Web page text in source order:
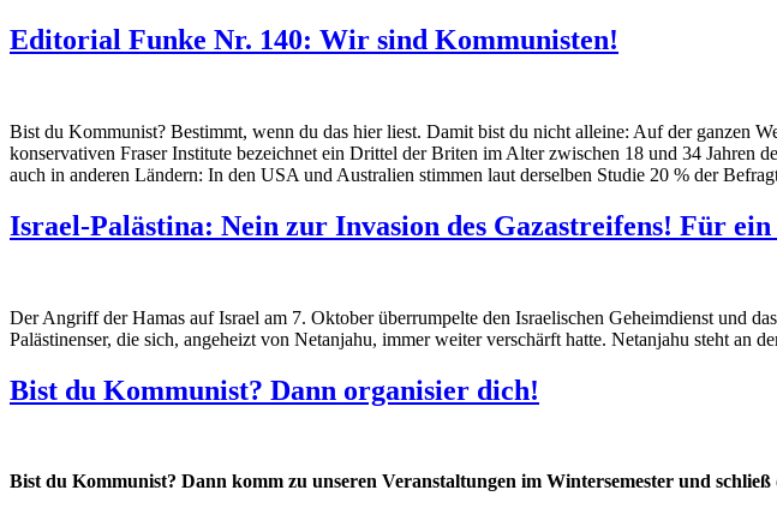
Editorial Funke Nr. 140: Wir sind Kommunisten!
Bist du Kommunist? Bestimmt, wenn du das hier liest. Damit bist du nicht alleine: Auf der ganzen
konservativen Fraser Institute bezeichnet ein Drittel der Briten im Alter zwischen 18 und 34 Jahren
auch in anderen Ländern: In den USA und Australien stimmen laut derselben Studie 20 % der
Israel-Palästina: Nein zur Invasion des Gazastreifens! Für ein
Der Angriff der Hamas auf Israel am 7. Oktober überrumpelte den Israelischen Geheimdienst und
Palästinenser, die sich, angeheizt von Netanjahu, immer weiter verschärft hatte. Netanjahu steht an
Bist du Kommunist? Dann organisier dich!
Bist du Kommunist? Dann komm zu unseren Veranstaltungen im Wintersemester und